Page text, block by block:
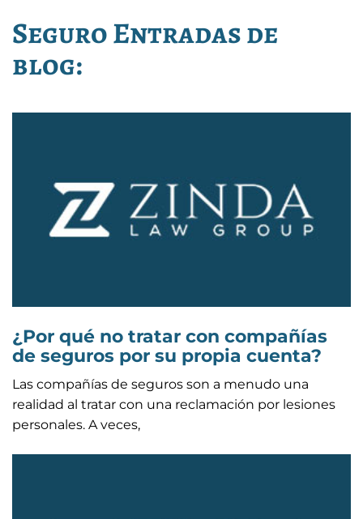
Seguro Entradas de
blog:
¿Por qué no tratar con compañías
de seguros por su propia cuenta?
Las compañías de seguros son a menudo una
realidad al tratar con una reclamación por lesiones
personales. A veces,